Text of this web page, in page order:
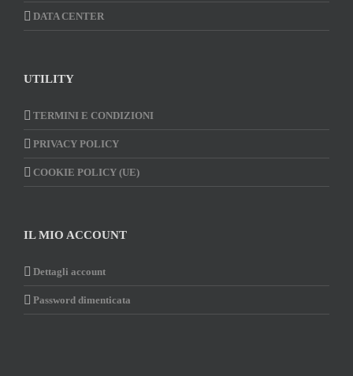
DATA CENTER
UTILITY
TERMINI E CONDIZIONI
PRIVACY POLICY
COOKIE POLICY (UE)
IL MIO ACCOUNT
Dettagli account
Password dimenticata